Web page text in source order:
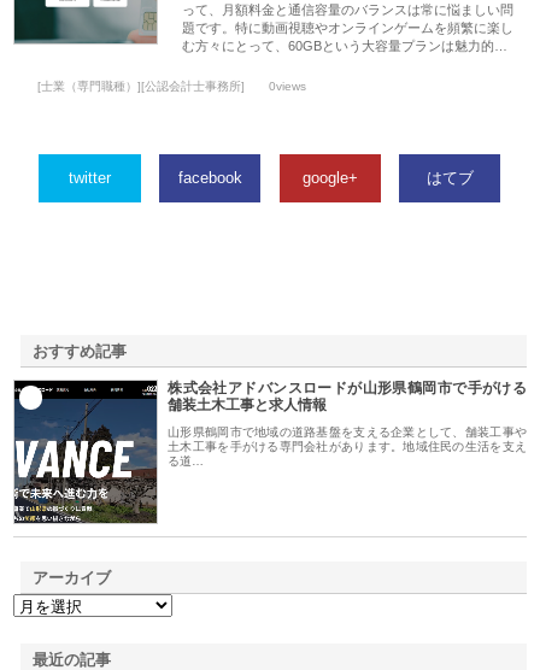
って、月額料金と通信容量のバランスは常に悩ましい問
題です。特に動画視聴やオンラインゲームを頻繁に楽し
む方々にとって、60GBという大容量プランは魅力的…
[士業（専門職種）][公認会計士事務所] 0views
twitter facebook google+ はてブ
おすすめ記事
株式会社アドバンスロードが山形県鶴岡市で手がける
舗装土木工事と求人情報
山形県鶴岡市で地域の道路基盤を支える企業として、舗装工事や
土木工事を手がける専門会社があります。地域住民の生活を支え
る道…
アーカイブ
最近の記事